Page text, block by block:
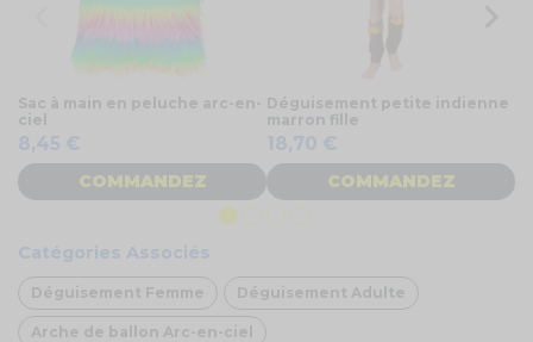
Sac à main en peluche arc-en-
ciel
8,45 €
COMMANDEZ
Déguisement petite indienne
marron fille
18,70 €
COMMANDEZ
Catégories Associés
Déguisement Femme Déguisement Adulte
Arche de ballon Arc-en-ciel